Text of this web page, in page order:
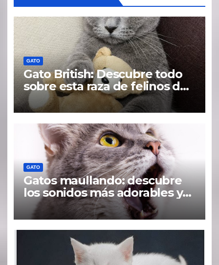
GATO
Gato British: Descubre todo
sobre esta raza de felinos de
origen inglés
GATO
Gatos maullando: descubre
los sonidos más adorables y
curiosos de tus felinos